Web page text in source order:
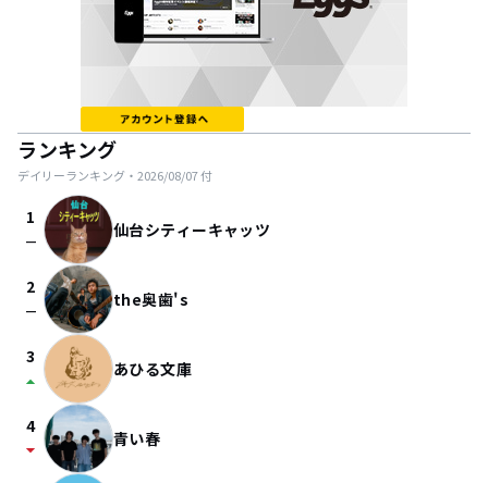
ランキング
デイリーランキング・ 2026/08/07付
1
check_indeterminate_small 仙台シティーキャッツ
2
check_indeterminate_small the奥歯's
3
arrow_drop_up あひる文庫
4
arrow_drop_down 青い春